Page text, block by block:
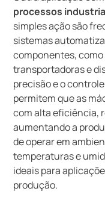
processos
simples ação são
sistemas
componentes,
transportadoras e
precisão e o
permitem que as
com alta eficiência,
aumentando a
de operar em
temperaturas e
ideais para
produção.